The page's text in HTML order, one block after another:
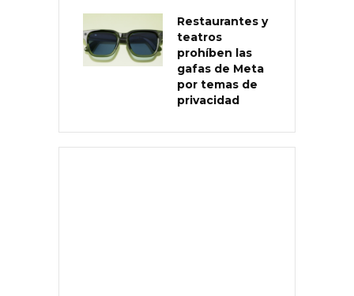
Restaurantes y
teatros
prohíben las
gafas de Meta
por temas de
privacidad